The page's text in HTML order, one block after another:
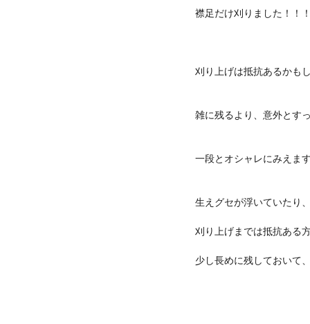
襟足だけ刈りました！！
刈り上げは抵抗あるかも
雑に残るより、意外とす
一段とオシャレにみえます
生えグセが浮いていたり
刈り上げまでは抵抗ある方
少し長めに残しておいて